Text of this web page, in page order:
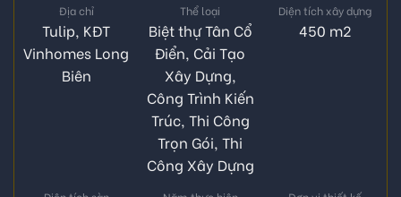
Địa chỉ
Tulip, KĐT
Vinhomes Long
Biên
Thể loại
Biệt thự Tân Cổ
Điển, Cải Tạo
Xây Dựng,
Công Trình Kiến
Trúc, Thi Công
Trọn Gói,Thi
Công Xây Dựng
Diện tích xây dựng
450 m2